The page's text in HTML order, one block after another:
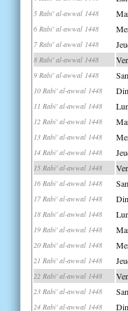
5 Rabi' al-awwal 1448
6 Rabi' al-awwal 1448
7 Rabi' al-awwal 1448
8 Rabi' al-awwal 1448
9 Rabi' al-awwal 1448
10 Rabi' al-awwal 1448
11 Rabi' al-awwal 1448
12 Rabi' al-awwal 1448
13 Rabi' al-awwal 1448
14 Rabi' al-awwal 1448
15 Rabi' al-awwal 1448
16 Rabi' al-awwal 1448
17 Rabi' al-awwal 1448
18 Rabi' al-awwal 1448
19 Rabi' al-awwal 1448
20 Rabi' al-awwal 1448
21 Rabi' al-awwal 1448
22 Rabi' al-awwal 1448
23 Rabi' al-awwal 1448
24 Rabi' al-awwal 1448